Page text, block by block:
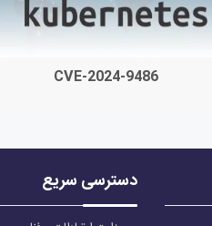
CVE-2024-9486
دسترسی سریع